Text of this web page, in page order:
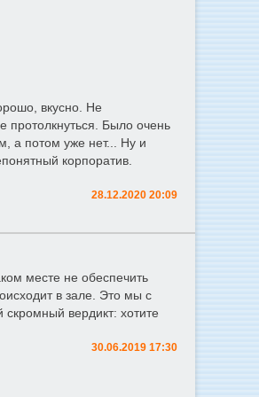
вкусно. Не
Было очень
а потом уже нет... Ну и
корпоратив.
28.12.2020 20:09
месте не обеспечить
в зале. Это мы с
вердикт: хотите
30.06.2019 17:30